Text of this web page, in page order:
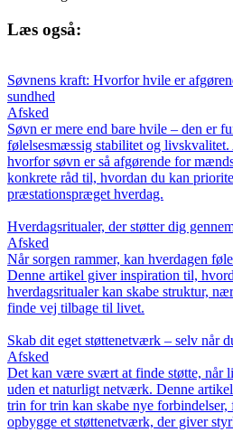
Læs også:
Søvnens kraft: Hvorfor hvile er
sundhed
Afsked
Søvn er mere end bare hvile – den er
følelsesmæssig stabilitet og
hvorfor søvn er så afgørende for
konkrete råd til, hvordan du kan
præstationspræget hverdag.
Hverdagsritualer, der støtter dig
Afsked
Når sorgen rammer, kan hverdagen
Denne artikel giver inspiration til,
hverdagsritualer kan skabe struktur,
finde vej tilbage til livet.
Skab dit eget støttenetværk – selv når
Afsked
Det kan være svært at finde støtte, når
uden et naturligt netværk. Denne
trin for trin kan skabe nye
opbygge et støttenetværk, der giver